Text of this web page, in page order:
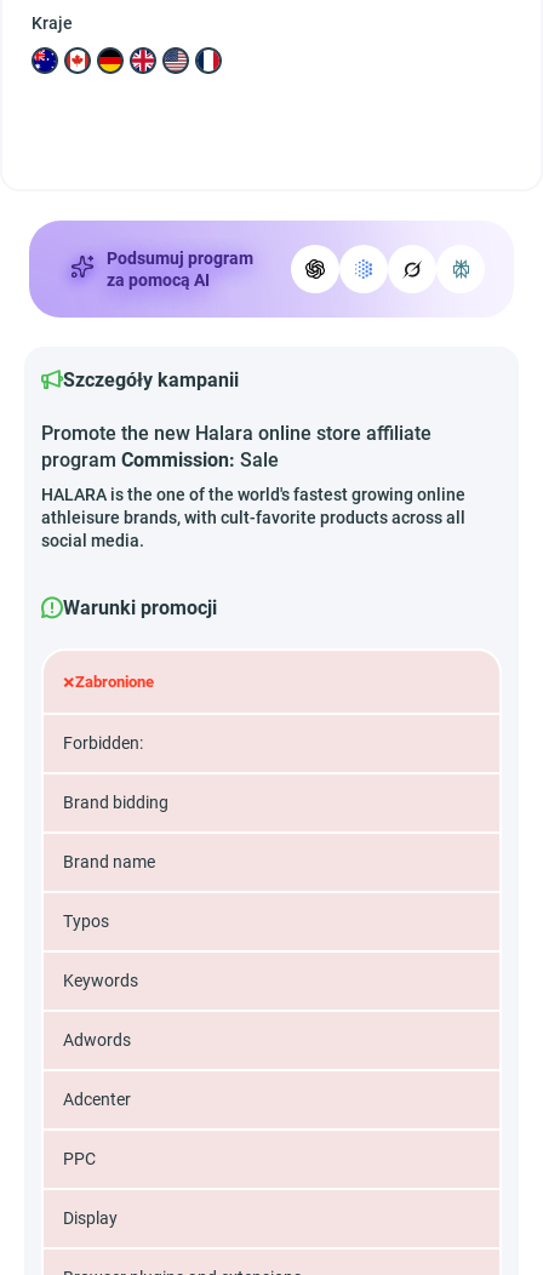
Kraje
Podsumuj program
za pomocą AI
Szczegóły kampanii
Promote the new Halara online store affiliate
program Commission: Sale
HALARA is the one of the world's fastest growing online
athleisure brands, with cult-favorite products across all
social media.
Warunki promocji
×Zabronione
Forbidden:
Brand bidding
Brand name
Typos
Keywords
Adwords
Adcenter
PPC
Display